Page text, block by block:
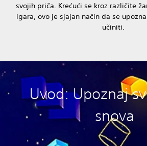
svojih priča. Krećući se kroz različite
igara, ovo je sjajan način da se
učiniti.
Uvod: Upoznaj
snova